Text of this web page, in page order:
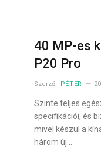
40 MP-es
P20 Pro
Szerző: PÉTER
Szinte teljes
specifikációi, és
mivel készül a
három új…